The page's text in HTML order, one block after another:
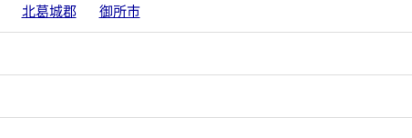
北葛城郡 御所市